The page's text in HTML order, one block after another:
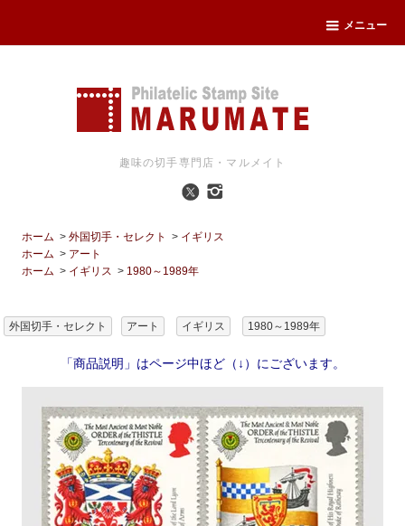
メニュー
趣味の切手専門店・マルメイト
ホーム >外国切手・セレクト > イギリス
ホーム > アート
ホーム > イギリス > 1980～1989年
外国切手・セレクト アート イギリス 1980～1989年
「商品説明」はページ中ほど（↓）にございます。